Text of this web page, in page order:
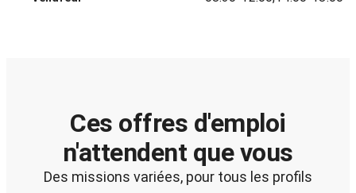
Ces offres d'emploi
n'attendent que vous
Des missions variées, pour tous les profils